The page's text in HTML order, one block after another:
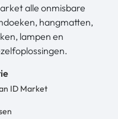
alle onmisbare
hangmatten,
lampen en
ID Market